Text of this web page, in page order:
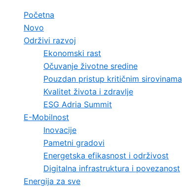
Početna
Novo
Održivi razvoj
Ekonomski rast
Očuvanje životne sredine
Pouzdan pristup kritičnim sirovinama
Kvalitet života i zdravlje
ESG Adria Summit
E-Mobilnost
Inovacije
Pametni gradovi
Energetska efikasnost i održivost
Digitalna infrastruktura i povezanost
Energija za sve